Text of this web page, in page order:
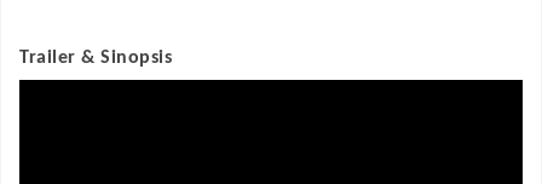
Trailer & Sinopsis